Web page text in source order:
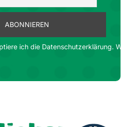
ich die Datenschutzerklärung. Wir